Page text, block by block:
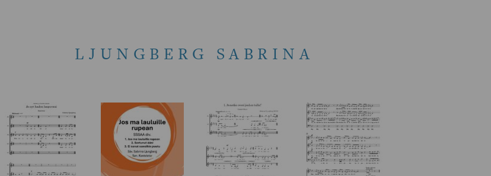
LJUNGBERG SABRINA